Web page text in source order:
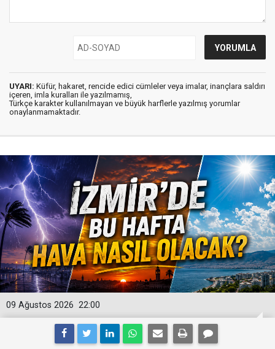
UYARI: Küfür, hakaret, rencide edici cümleler veya imalar, inançlara saldırı
içeren, imla kuralları ile yazılmamış,
Türkçe karakter kullanılmayan ve büyük harflerle yazılmış yorumlar
onaylanmamaktadır.
22:00
09 Ağustos 2026